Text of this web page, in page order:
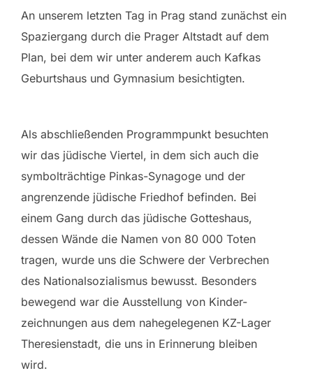
An unserem letzten Tag in Prag stand zunächst ein
Spaziergang durch die Prager Altstadt auf dem
Plan, bei dem wir unter anderem auch Kafkas
Geburtshaus und Gymnasium besichtigten.
Als abschließenden Programmpunkt besuchten
wir das jüdische Viertel, in dem sich auch die
symbolträchtige Pinkas-Synagoge und der
angrenzende jüdische Friedhof befinden. Bei
einem Gang durch das jüdische Gotteshaus,
dessen Wände die Namen von 80 000 Toten
tragen, wurde uns die Schwere der Verbrechen
des Nationalsozialismus bewusst. Besonders
bewegend war die Ausstellung von Kinder-
zeichnungen aus dem nahegelegenen KZ-Lager
Theresienstadt, die uns in Erinnerung bleiben
wird.